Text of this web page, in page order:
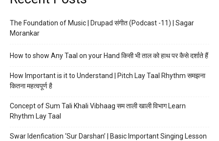
The Foundation of Music | Drupad संगीत (Podcast -11) | Sagar
Morankar
How to show Any Taal on your Hand किसी भी ताल को हाथ पर कैसे दर्शाते हैं
How Important is it to Understand | Pitch Lay Taal Rhythm समझना
कितना महत्वपूर्ण है
Concept of Sum Tali Khali Vibhaag सम ताली खाली विभाग Learn
Rhythm Lay Taal
Swar Idenfication ‘Sur Darshan’ | Basic Important Singing Lesson